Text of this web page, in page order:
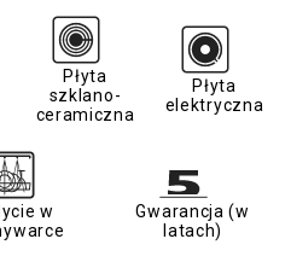
Płyta
szklano-
ceramiczna
Płyta
elektryczna
w
Gwarancja (w
latach)